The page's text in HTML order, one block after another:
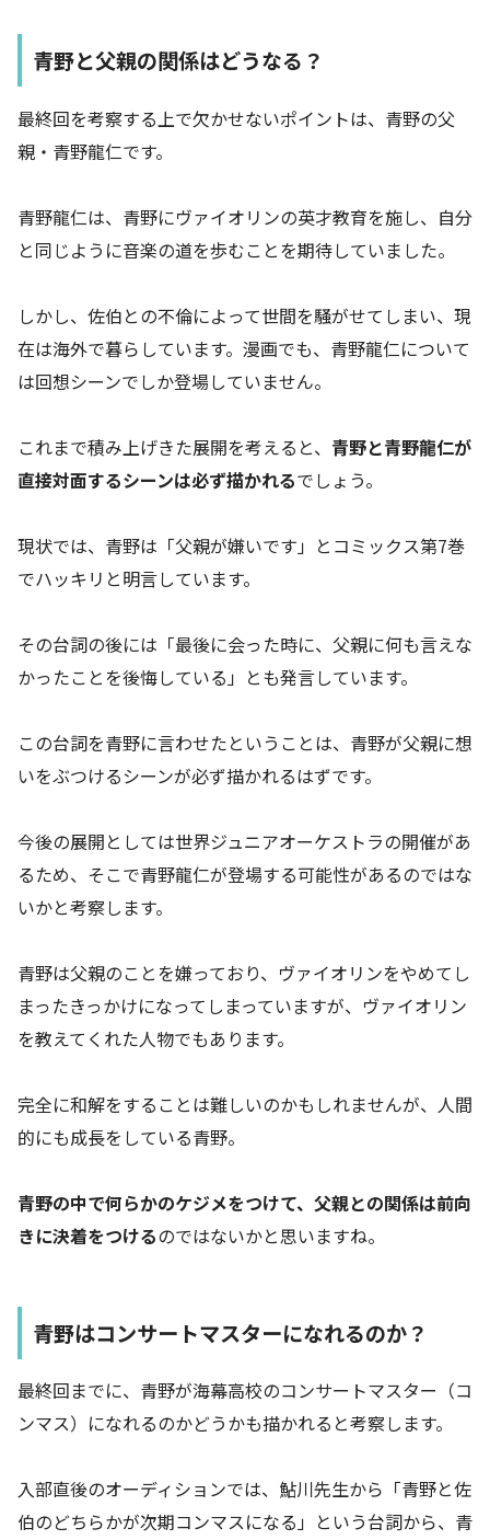
青野と父親の関係はどうなる？
最終回を考察する上で欠かせないポイントは、青野の父
親・青野龍仁です。
青野龍仁は、青野にヴァイオリンの英才教育を施し、自分
と同じように音楽の道を歩むことを期待していました。
しかし、佐伯との不倫によって世間を騒がせてしまい、現
在は海外で暮らしています。漫画でも、青野龍仁について
は回想シーンでしか登場していません。
これまで積み上げきた展開を考えると、 青野と青野龍仁が
直接対面するシーンは必ず描かれるでしょう。
現状では、青野は「父親が嫌いです」とコミックス第7巻
でハッキリと明言しています。
その台詞の後には「最後に会った時に、父親に何も言えな
かったことを後悔している」とも発言しています。
この台詞を青野に言わせたということは、青野が父親に想
いをぶつけるシーンが必ず描かれるはずです。
今後の展開としては世界ジュニアオーケストラの開催があ
るため、そこで青野龍仁が登場する可能性があるのではな
いかと考察します。
青野は父親のことを嫌っており、ヴァイオリンをやめてし
まったきっかけになってしまっていますが、ヴァイオリン
を教えてくれた人物でもあります。
完全に和解をすることは難しいのかもしれませんが、人間
的にも成長をしている青野。
青野の中で何らかのケジメをつけて、父親との関係は前向
きに決着をつけるのではないかと思いますね。
青野はコンサートマスターになれるのか？
最終回までに、青野が海幕高校のコンサートマスター（コ
ンマス）になれるのかどうかも描かれると考察します。
入部直後のオーディションでは、鮎川先生から「青野と佐
伯のどちらかが次期コンマスになる」という台詞から、青